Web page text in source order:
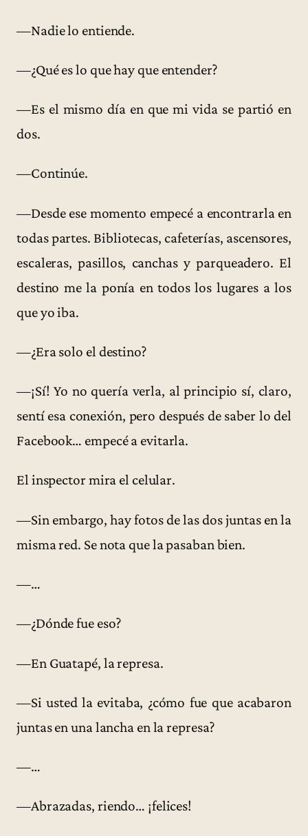
—Nadie lo entiende.
—¿Qué es lo que hay que entender?
—Es el mismo día en que mi vida se partió en
dos.
—Continúe.
—Desde ese momento empecé a encontrarla en
todas partes. Bibliotecas, cafeterías, ascensores,
escaleras, pasillos, canchas y parqueadero. El
destino me la ponía en todos los lugares a los
que yo iba.
—¿Era solo el destino?
—¡Sí! Yo no quería verla, al principio sí, claro,
sentí esa conexión, pero después de saber lo del
Facebook… empecé a evitarla.
El inspector mira el celular.
—Sin embargo, hay fotos de las dos juntas en la
misma red. Se nota que la pasaban bien.
—…
—¿Dónde fue eso?
—En Guatapé, la represa.
—Si usted la evitaba, ¿cómo fue que acabaron
juntas en una lancha en la represa?
—…
—Abrazadas, riendo… ¡felices!